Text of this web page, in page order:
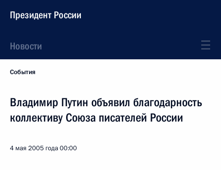
Президент России
Новости
События
Владимир Путин объявил благодарность
коллективу Союза писателей России
4 мая 2005 года00:00